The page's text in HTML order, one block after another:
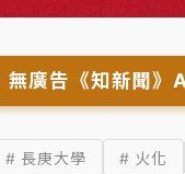
無廣告《知新聞》
# 長庚大學 # 火化